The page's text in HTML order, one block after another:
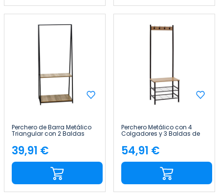
Perchero de Barra Metálico
Triangular con 2 Baldas
Osto 150x64x40cm 7house
Precio
39,91 €
Perchero Metálico con 4
Colgadores y 3 Baldas de
Madera Viem 175x60x40cm
7house
Precio
54,91 €